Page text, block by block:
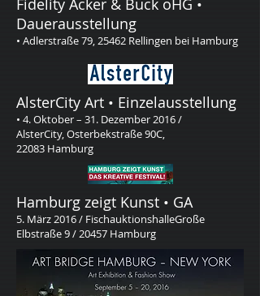
Dauerausstellung
• Adlerstraße 79, 25462 Rellingen bei Hamburg
AlsterCity Art • Einzelausstellung
• 4. Oktober – 31. Dezember 2016 /
AlsterCity, Osterbekstraße 90C,
22083 Hamburg
Hamburg zeigt Kunst • GA
5. März 2016 / FischauktionshalleGroße
Elbstraße 9 / 20457 Hamburg